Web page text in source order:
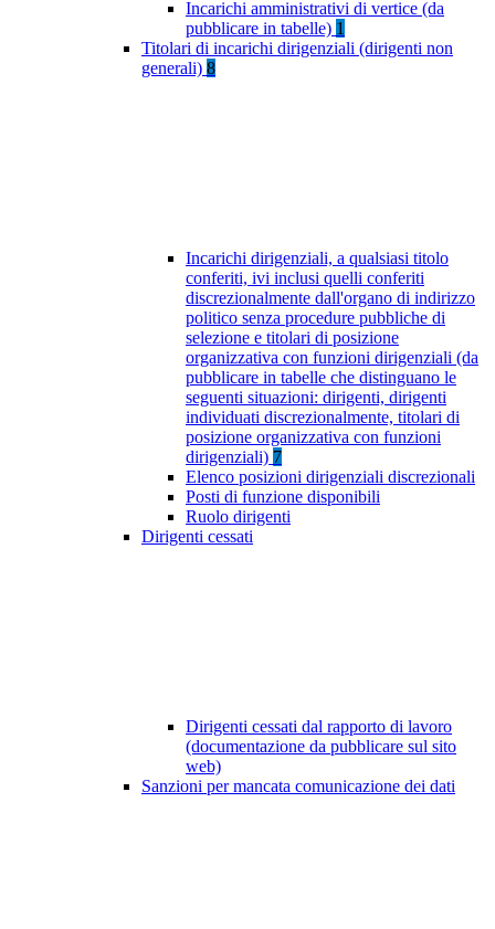
Incarichi amministrativi di vertice (da
pubblicare in tabelle) 1
Titolari di incarichi dirigenziali (dirigenti non
generali) 8
Incarichi dirigenziali, a qualsiasi titolo
conferiti, ivi inclusi quelli conferiti
discrezionalmente dall'organo di indirizzo
politico senza procedure pubbliche di
selezione e titolari di posizione
organizzativa con funzioni dirigenziali (da
pubblicare in tabelle che distinguano le
seguenti situazioni: dirigenti, dirigenti
individuati discrezionalmente, titolari di
posizione organizzativa con funzioni
dirigenziali) 7
Elenco posizioni dirigenziali discrezionali
Posti di funzione disponibili
Ruolo dirigenti
Dirigenti cessati
Dirigenti cessati dal rapporto di lavoro
(documentazione da pubblicare sul sito
web)
Sanzioni per mancata comunicazione dei dati